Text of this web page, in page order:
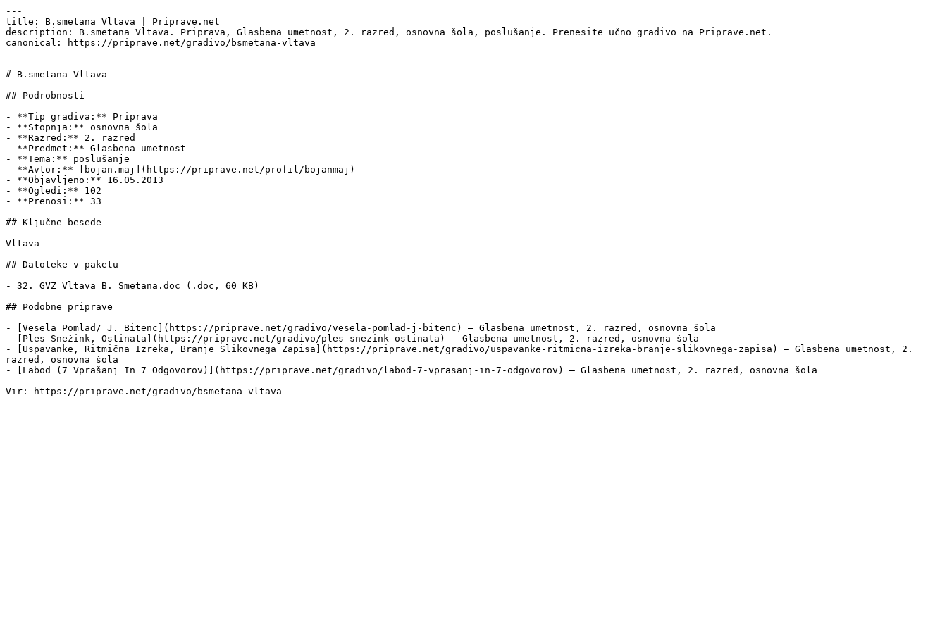
---
title: B.smetana Vltava | Priprave.net
description: B.smetana Vltava. Priprava, Glasbena umetnost, 2. razred, osnovna šola, poslušanje. Prenesite učno gradivo na Priprave.net.
canonical: https://priprave.net/gradivo/bsmetana-vltava
---
# B.smetana Vltava
## Podrobnosti
- **Tip gradiva:** Priprava
- **Stopnja:** osnovna šola
- **Razred:** 2. razred
- **Predmet:** Glasbena umetnost
- **Tema:** poslušanje
- **Avtor:** [bojan.maj](https://priprave.net/profil/bojanmaj)
- **Objavljeno:** 16.05.2013
- **Ogledi:** 102
- **Prenosi:** 33
## Ključne besede
Vltava
## Datoteke v paketu
- 32. GVZ Vltava B. Smetana.doc (.doc, 60 KB)
## Podobne priprave
- [Vesela Pomlad/ J. Bitenc](https://priprave.net/gradivo/vesela-pomlad-j-bitenc) — Glasbena umetnost, 2. razred, osnovna šola
- [Ples Snežink, Ostinata](https://priprave.net/gradivo/ples-snezink-ostinata) — Glasbena umetnost, 2. razred, osnovna šola
- [Uspavanke, Ritmična Izreka, Branje Slikovnega Zapisa](https://priprave.net/gradivo/uspavanke-ritmicna-izreka-branje-slikovnega-zapisa) — Glasbena umetnost, 2.
razred, osnovna šola
- [Labod (7 Vprašanj In 7 Odgovorov)](https://priprave.net/gradivo/labod-7-vprasanj-in-7-odgovorov) — Glasbena umetnost, 2. razred, osnovna šola